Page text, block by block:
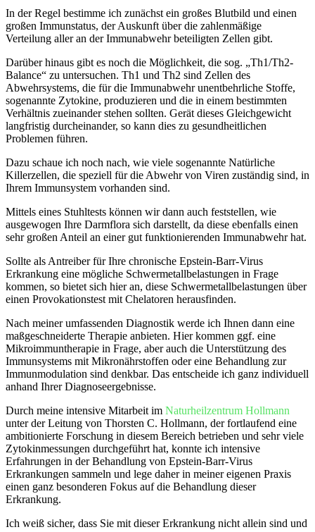
In der Regel bestimme ich zunächst ein großes Blutbild und einen
großen Immunstatus, der Auskunft über die zahlenmäßige
Verteilung aller an der Immunabwehr beteiligten Zellen gibt.
Darüber hinaus gibt es noch die Möglichkeit, die sog. „Th1/Th2-
Balance“ zu untersuchen. Th1 und Th2 sind Zellen des
Abwehrsystems, die für die Immunabwehr unentbehrliche Stoffe,
sogenannte Zytokine, produzieren und die in einem bestimmten
Verhältnis zueinander stehen sollten. Gerät dieses Gleichgewicht
langfristig durcheinander, so kann dies zu gesundheitlichen
Problemen führen.
Dazu schaue ich noch nach, wie viele sogenannte Natürliche
Killerzellen, die speziell für die Abwehr von Viren zuständig sind, in
Ihrem Immunsystem vorhanden sind.
Mittels eines Stuhltests können wir dann auch feststellen, wie
ausgewogen Ihre Darmflora sich darstellt, da diese ebenfalls einen
sehr großen Anteil an einer gut funktionierenden Immunabwehr hat.
Sollte als Antreiber für Ihre chronische Epstein-Barr-Virus
Erkrankung eine mögliche Schwermetallbelastungen in Frage
kommen, so bietet sich hier an, diese Schwermetallbelastungen über
einen Provokationstest mit Chelatoren herausfinden.
Nach meiner umfassenden Diagnostik werde ich Ihnen dann eine
maßgeschneiderte Therapie anbieten. Hier kommen ggf. eine
Mikroimmuntherapie in Frage, aber auch die Unterstützung des
Immunsystems mit Mikronährstoffen oder eine Behandlung zur
Immunmodulation sind denkbar. Das entscheide ich ganz individuell
anhand Ihrer Diagnoseergebnisse.
Durch meine intensive Mitarbeit im Naturheilzentrum Hollmann
unter der Leitung von Thorsten C. Hollmann, der fortlaufend eine
ambitionierte Forschung in diesem Bereich betrieben und sehr viele
Zytokinmessungen durchgeführt hat, konnte ich intensive
Erfahrungen in der Behandlung von Epstein-Barr-Virus
Erkrankungen sammeln und lege daher in meiner eigenen Praxis
einen ganz besonderen Fokus auf die Behandlung dieser
Erkrankung.
Ich weiß sicher, dass Sie mit dieser Erkrankung nicht allein sind und